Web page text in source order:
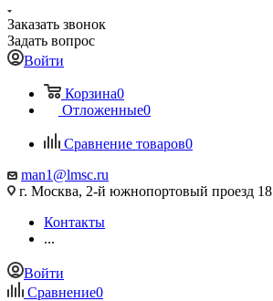
Заказать звонок
Задать вопрос
Войти
Корзина0
Отложенные0
Сравнение товаров0
man1@lmsc.ru
г. Москва, 2-й южнопортовый проезд 18
Контакты
...
Войти
Сравнение0